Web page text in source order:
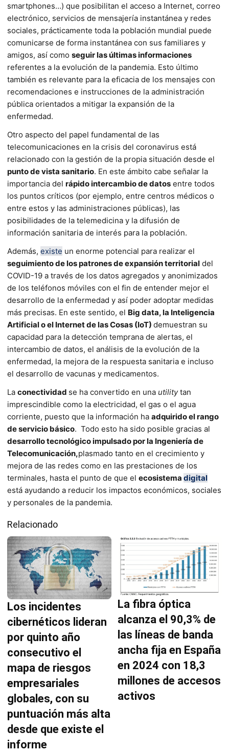
smartphones…) que posibilitan el acceso a Internet, correo
electrónico, servicios de mensajería instantánea y redes
sociales, prácticamente toda la población mundial puede
comunicarse de forma instantánea con sus familiares y
amigos, así como seguir las últimas informaciones
referentes a la evolución de la pandemia. Esto último
también es relevante para la eficacia de los mensajes con
recomendaciones e instrucciones de la administración
pública orientados a mitigar la expansión de la
enfermedad.
Otro aspecto del papel fundamental de las
telecomunicaciones en la crisis del coronavirus está
relacionado con la gestión de la propia situación desde el
punto de vista sanitario. En este ámbito cabe señalar la
importancia del rápido intercambio de datos entre todos
los puntos críticos (por ejemplo, entre centros médicos o
entre estos y las administraciones públicas), las
posibilidades de la telemedicina y la difusión de
información sanitaria de interés para la población.
Además, existe un enorme potencial para realizar el
seguimiento de los patrones de expansión territorial del
COVID-19 a través de los datos agregados y anonimizados
de los teléfonos móviles con el fin de entender mejor el
desarrollo de la enfermedad y así poder adoptar medidas
más precisas. En este sentido, el Big data, la Inteligencia
Artificial o el Internet de las Cosas (IoT) demuestran su
capacidad para la detección temprana de alertas, el
intercambio de datos, el análisis de la evolución de la
enfermedad, la mejora de la respuesta sanitaria e incluso
el desarrollo de vacunas y medicamentos.
La conectividad se ha convertido en una utilitytan
imprescindible como la electricidad, el gas o el agua
corriente, puesto que la información ha adquirido el rango
de servicio básico. Todo esto ha sido posible gracias al
desarrollo tecnológico impulsado por la Ingeniería de
Telecomunicación,plasmado tanto en el crecimiento y
mejora de las redes como en las prestaciones de los
terminales, hasta el punto de que el ecosistema digital
está ayudando a reducir los impactos económicos, sociales
y personales de la pandemia.
Relacionado
Los incidentes
cibernéticos lideran
por quinto año
consecutivo el
mapa de riesgos
empresariales
globales, con su
puntuación más alta
desde que existe el
informe
La fibra óptica
alcanza el 90,3% de
las líneas de banda
ancha fija en España
en 2024 con 18,3
millones de accesos
activos